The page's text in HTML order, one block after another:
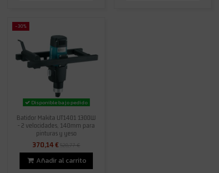
-30%
Disponible bajo pedido
Batidor Makita UT1401 1300W
- 2 velocidades, 140mm para
pinturas y yeso
370,14 €528,77 €
Añadir al carrito